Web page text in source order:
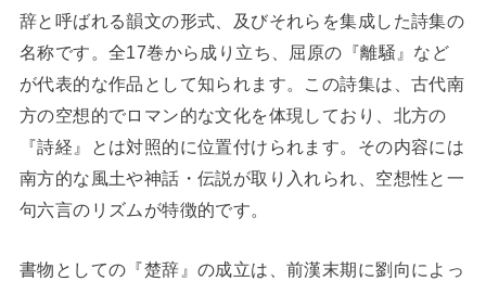
辞と呼ばれる韻文の形式、及びそれらを集成した詩集の
名称です。全17巻から成り立ち、屈原の『離騒』など
が代表的な作品として知られます。この詩集は、古代南
方の空想的でロマン的な文化を体現しており、北方の
『詩経』とは対照的に位置付けられます。その内容には
南方的な風土や神話・伝説が取り入れられ、空想性と一
句六言のリズムが特徴的です。
書物としての『楚辞』の成立は、前漢末期に劉向によっ